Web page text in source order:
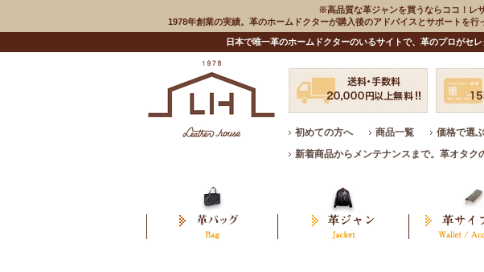
※高品質な革ジャンを買うならココ！レ
1978年創業の実績。革のホームドクターが購入後のアドバイスとサポートを
日本で唯一革のホームドクターのいるサイトで、革のプロがセ
初めての方へ 商品一覧 価格で選ぶ
新着商品からメンテナンスまで。革オタク